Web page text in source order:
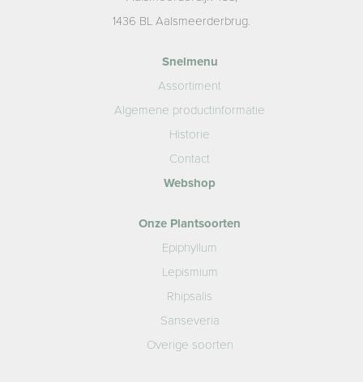
1436 BL Aalsmeerderbrug.
Snelmenu
Assortiment
Algemene productinformatie
Historie
Contact
Webshop
Onze Plantsoorten
Epiphyllum
Lepismium
Rhipsalis
Sanseveria
Overige soorten